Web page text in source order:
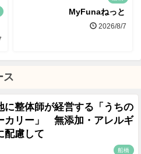
MyFunaねっと
2026/8/7
ス
に整体師が経営する「うちの
カリー」 無添加・アレルギ
配慮して
船橋